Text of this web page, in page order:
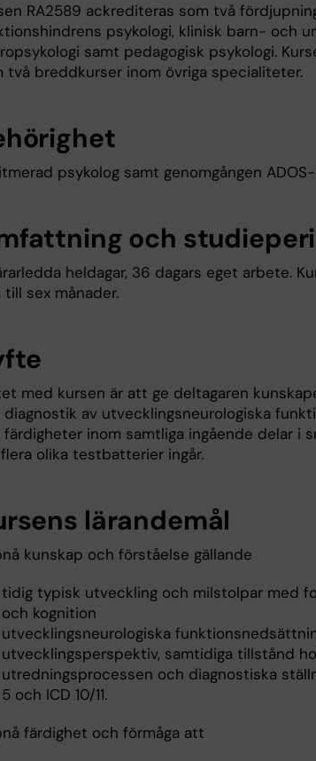
RA2589 ackrediteras som två
psykologi, klinisk barn- och
samt pedagogisk psykologi.
två breddkurser inom övriga specialiteter.
psykolog samt genomgången
och
heldagar, 36 dagars eget arbete.
till sex månader.
med kursen är att ge deltagaren
diagnostik av utvecklingsneurologiska
färdigheter inom samtliga ingående delar i
olika testbatterier ingår.
lärandemål
kunskap och förståelse gällande
tidig typisk utveckling och milstolpar med
och kognition
utvecklingsneurologiska
utvecklingsperspektiv, samtidiga tillstånd
utredningsprocessen och diagnostiska
5 och ICD 10/11.
färdighet och förmåga att